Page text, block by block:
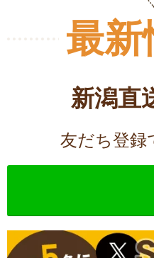
最新
新潟直
友だち登録